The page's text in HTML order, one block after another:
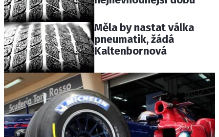
Měla by nastat válka
pneumatik, žádá
Kaltenbornová